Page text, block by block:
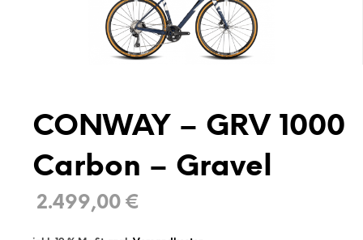
CONWAY – GRV 1000
Carbon – Gravel
2.499,00 €